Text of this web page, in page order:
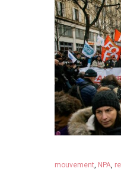
mouvement NPA